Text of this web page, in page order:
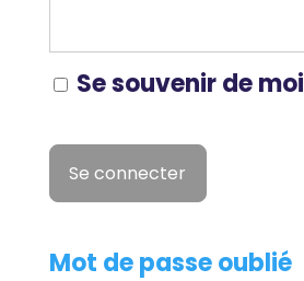
Se souvenir de moi
Mot de passe oublié